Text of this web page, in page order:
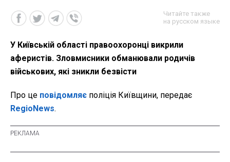
Читайте также
на русском языке
У Київській області правоохоронці викрили
аферистів. Зловмисники обманювали родичів
військових, які зникли безвісти
Про це повідомляє поліція Київщини, передає
RegioNews.